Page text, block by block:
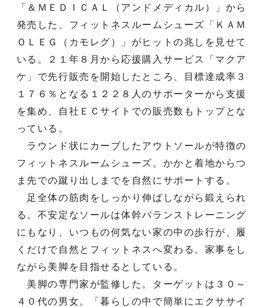
「＆ＭＥＤＩＣＡＬ（アンドメディカル）」から
発売した、フィットネスルームシューズ「ＫＡＭ
ＯＬＥＧ（カモレグ）」がヒットの兆しを見せて
いる。２１年８月から応援購入サービス「マクア
ケ」で先行販売を開始したところ、目標達成率３
１７６％となる１２２８人のサポーターから支援
を集め、自社ＥＣサイトでの販売数もトップとな
っている。
ラウンド状にカーブしたアウトソールが特徴の
フィットネスルームシューズ。かかと着地からつ
ま先での蹴り出しまでを自然にサポートする。
足全体の筋肉をしっかり伸ばしながら鍛えられ
る。不安定なソールは体幹バランストレーニング
にもなり、いつもの何気ない家の中の歩行が、履
くだけで自然とフィットネスへ変わる。家事をし
ながら美脚を目指せるとしている。
美脚の専門家が監修した。ターゲットは３０～
４０代の男女。「暮らしの中で簡単にエクササイ